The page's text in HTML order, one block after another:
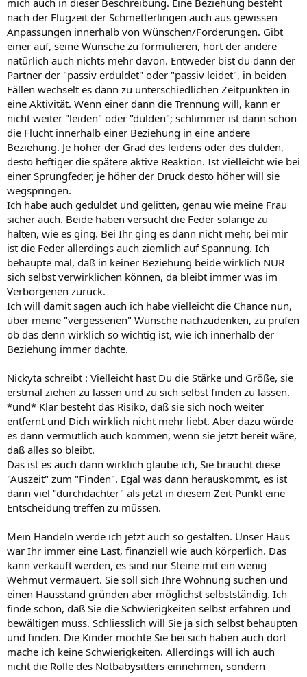
nach der Flugzeit der Schmetterlingen auch aus gewissen
Anpassungen innerhalb von Wünschen/Forderungen. Gibt
einer auf, seine Wünsche zu formulieren, hört der andere
natürlich auch nichts mehr davon. Entweder bist du dann der
Partner der "passiv erduldet" oder "passiv leidet", in beiden
Fällen wechselt es dann zu unterschiedlichen Zeitpunkten in
eine Aktivität. Wenn einer dann die Trennung will, kann er
nicht weiter "leiden" oder "dulden"; schlimmer ist dann schon
die Flucht innerhalb einer Beziehung in eine andere
Beziehung. Je höher der Grad des leidens oder des dulden,
desto heftiger die spätere aktive Reaktion. Ist vielleicht wie bei
einer Sprungfeder, je höher der Druck desto höher will sie
wegspringen.
Ich habe auch geduldet und gelitten, genau wie meine Frau
sicher auch. Beide haben versucht die Feder solange zu
halten, wie es ging. Bei Ihr ging es dann nicht mehr, bei mir
ist die Feder allerdings auch ziemlich auf Spannung. Ich
behaupte mal, daß in keiner Beziehung beide wirklich NUR
sich selbst verwirklichen können, da bleibt immer was im
Verborgenen zurück.
Ich will damit sagen auch ich habe vielleicht die Chance nun,
über meine "vergessenen" Wünsche nachzudenken, zu prüfen
ob das denn wirklich so wichtig ist, wie ich innerhalb der
Beziehung immer dachte.
Nickyta schreibt : Vielleicht hast Du die Stärke und Größe, sie
erstmal ziehen zu lassen und zu sich selbst finden zu lassen.
*und* Klar besteht das Risiko, daß sie sich noch weiter
entfernt und Dich wirklich nicht mehr liebt. Aber dazu würde
es dann vermutlich auch kommen, wenn sie jetzt bereit wäre,
daß alles so bleibt.
Das ist es auch dann wirklich glaube ich, Sie braucht diese
"Auszeit" zum "Finden". Egal was dann herauskommt, es ist
dann viel "durchdachter" als jetzt in diesem Zeit-Punkt eine
Entscheidung treffen zu müssen.
Mein Handeln werde ich jetzt auch so gestalten. Unser Haus
war Ihr immer eine Last, finanziell wie auch körperlich. Das
kann verkauft werden, es sind nur Steine mit ein wenig
Wehmut vermauert. Sie soll sich Ihre Wohnung suchen und
einen Hausstand gründen aber möglichst selbstständig. Ich
finde schon, daß Sie die Schwierigkeiten selbst erfahren und
bewältigen muss. Schliesslich will Sie ja sich selbst behaupten
und finden. Die Kinder möchte Sie bei sich haben auch dort
mache ich keine Schwierigkeiten. Allerdings will ich auch
nicht die Rolle des Notbabysitters einnehmen, sondern